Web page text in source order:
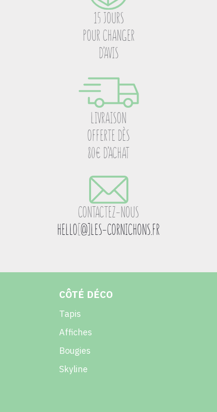
15 JOURS
POUR CHANGER
D’AVIS
LIVRAISON
OFFERTE DÈS
80€ D’ACHAT
CONTACTEZ-NOUS
HELLO[@]LES-CORNICHONS.FR
CÔTÉ DÉCO
Tapis
Affiches
Bougies
Skyline